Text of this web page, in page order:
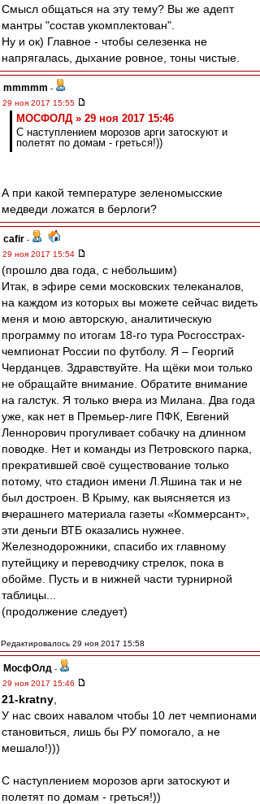
Смысл общаться на эту тему? Вы же адепт
мантры "состав укомплектован".
Ну и ок) Главное - чтобы селезенка не
напрягалась, дыхание ровное, тоны чистые.
mmmmm -
29 ноя 2017 15:55
МОСФОЛД » 29 ноя 2017 15:46
С наступлением морозов арги затоскуют и
полетят по домам - греться!))
А при какой температуре зеленомысские
медведи ложатся в берлоги?
cafir -
29 ноя 2017 15:54
(прошло два года, с небольшим)
Итак, в эфире семи московских телеканалов,
на каждом из которых вы можете сейчас видеть
меня и мою авторскую, аналитическую
программу по итогам 18-го тура Росгосстрах-
чемпионат России по футболу. Я – Георгий
Черданцев. Здравствуйте. На щёки мои только
не обращайте внимание. Обратите внимание
на галстук. Я только вчера из Милана. Два года
уже, как нет в Премьер-лиге ПФК, Евгений
Леннорович прогуливает собачку на длинном
поводке. Нет и команды из Петровского парка,
прекратившей своё существование только
потому, что стадион имени Л.Яшина так и не
был достроен. В Крыму, как выясняется из
вчерашнего материала газеты «Коммерсант»,
эти деньги ВТБ оказались нужнее.
Железнодорожники, спасибо их главному
путейщику и переводчику стрелок, пока в
обойме. Пусть и в нижней части турнирной
таблицы...
(продолжение следует)
Редактировалось 29 ноя 2017 15:58
МосфОлд -
29 ноя 2017 15:46
21-kratny
У нас своих навалом чтобы 10 лет чемпионами
становиться, лишь бы РУ помогало, а не
мешало!)))
С наступлением морозов арги затоскуют и
полетят по домам - греться!))